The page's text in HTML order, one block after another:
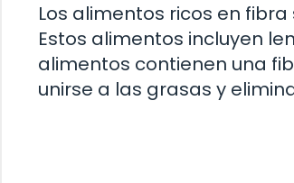
Los alimentos ricos en
Estos alimentos incluyen
alimentos contienen una
unirse a las grasas y